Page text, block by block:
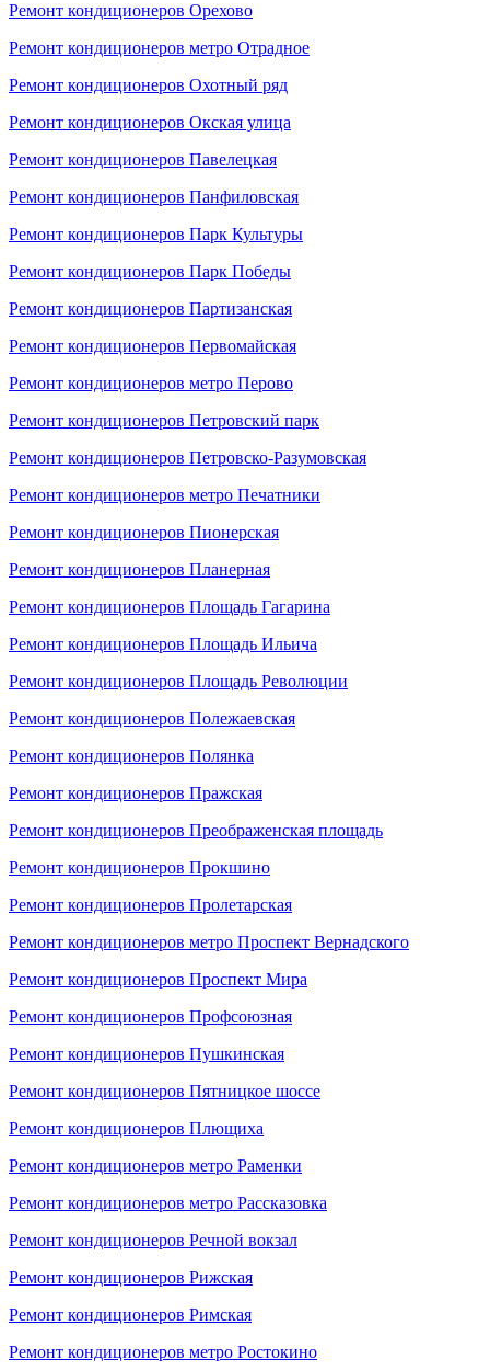
Ремонт кондиционеров Орехово
Ремонт кондиционеров метро Отрадное
Ремонт кондиционеров Охотный ряд
Ремонт кондиционеров Окская улица
Ремонт кондиционеров Павелецкая
Ремонт кондиционеров Панфиловская
Ремонт кондиционеров Парк Культуры
Ремонт кондиционеров Парк Победы
Ремонт кондиционеров Партизанская
Ремонт кондиционеров Первомайская
Ремонт кондиционеров метро Перово
Ремонт кондиционеров Петровский парк
Ремонт кондиционеров Петровско-Разумовская
Ремонт кондиционеров метро Печатники
Ремонт кондиционеров Пионерская
Ремонт кондиционеров Планерная
Ремонт кондиционеров Площадь Гагарина
Ремонт кондиционеров Площадь Ильича
Ремонт кондиционеров Площадь Революции
Ремонт кондиционеров Полежаевская
Ремонт кондиционеров Полянка
Ремонт кондиционеров Пражская
Ремонт кондиционеров Преображенская площадь
Ремонт кондиционеров Прокшино
Ремонт кондиционеров Пролетарская
Ремонт кондиционеров метро Проспект Вернадского
Ремонт кондиционеров Проспект Мира
Ремонт кондиционеров Профсоюзная
Ремонт кондиционеров Пушкинская
Ремонт кондиционеров Пятницкое шоссе
Ремонт кондиционеров Плющиха
Ремонт кондиционеров метро Раменки
Ремонт кондиционеров метро Рассказовка
Ремонт кондиционеров Речной вокзал
Ремонт кондиционеров Рижская
Ремонт кондиционеров Римская
Ремонт кондиционеров метро Ростокино